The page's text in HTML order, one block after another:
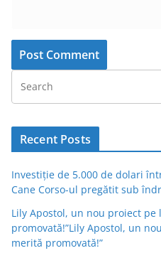
Recent Posts
Investiție de 5.000 de dolari
Cane Corso-ul pregătit sub
Lily Apostol, un nou proiect pe
promovată!”Lily Apostol, un
merită promovată!”